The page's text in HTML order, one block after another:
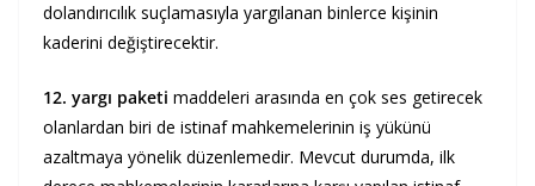
dolandırıcılık suçlamasıyla yargılanan binlerce kişinin
kaderini değiştirecektir.
12. yargı paketi maddeleri arasında en çok ses getirecek
olanlardan biri de istinaf mahkemelerinin iş yükünü
azaltmaya yönelik düzenlemedir. Mevcut durumda, ilk